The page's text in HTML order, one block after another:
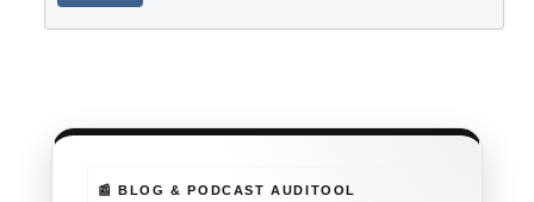
📰 BLOG & PODCAST AUDITOOL